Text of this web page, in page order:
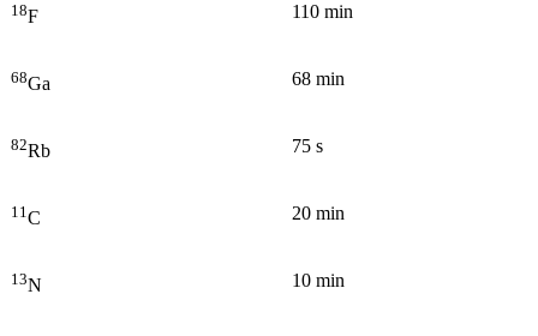
18F 110 min
68Ga 68 min
82Rb 75 s
11C 20 min
13N 10 min